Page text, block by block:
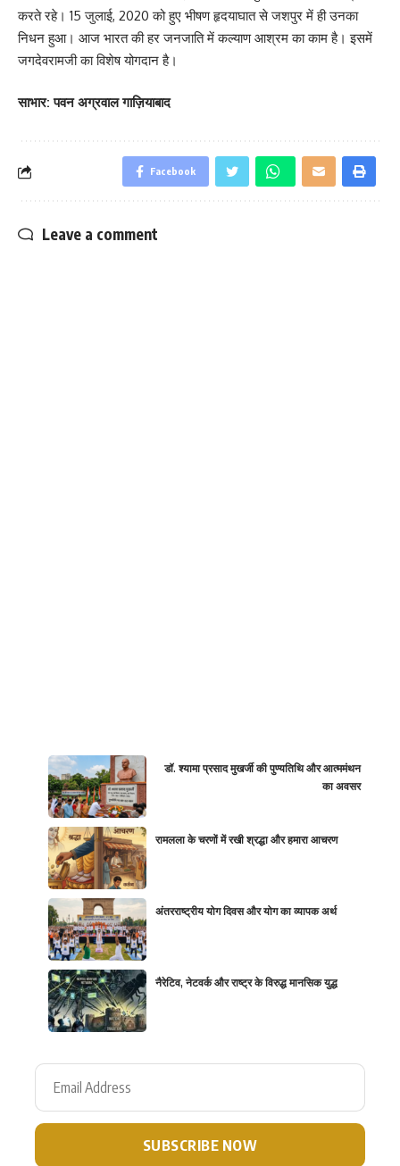
करते रहे। 15 जुलाई, 2020 को हुए भीषण हृदयाघात से जशपुर में ही उनका
निधन हुआ। आज भारत की हर जनजाति में कल्याण आश्रम का काम है। इसमें
जगदेवरामजी का विशेष योगदान है।
साभार: पवन अग्रवाल गाज़ियाबाद
Facebook
Leave a comment
डॉ. श्यामा प्रसाद मुखर्जी की पुण्यतिथि और आत्ममंथन
का अवसर
रामलला के चरणों में रखी श्रद्धा और हमारा आचरण
अंतरराष्ट्रीय योग दिवस और योग का व्यापक अर्थ
नैरेटिव, नेटवर्क और राष्ट्र के विरुद्ध मानसिक युद्ध